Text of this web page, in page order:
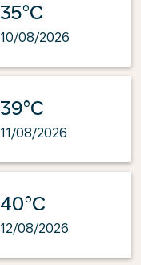
35°C
10/08/2026
39°C
11/08/2026
40°C
12/08/2026